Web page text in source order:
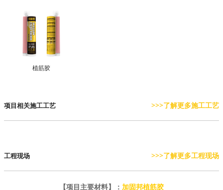
植筋胶
项目相关施工工艺 >>>了解更多施工工艺
工程现场 >>>了解更多工程现场
【项目主要材料】： 加固邦植筋胶